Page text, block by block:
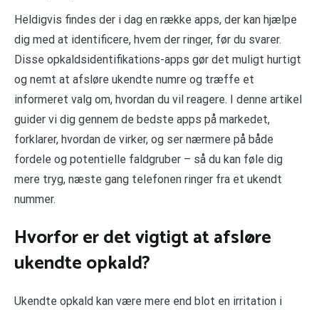
Heldigvis findes der i dag en række apps, der kan hjælpe
dig med at identificere, hvem der ringer, før du svarer.
Disse opkaldsidentifikations-apps gør det muligt hurtigt
og nemt at afsløre ukendte numre og træffe et
informeret valg om, hvordan du vil reagere. I denne artikel
guider vi dig gennem de bedste apps på markedet,
forklarer, hvordan de virker, og ser nærmere på både
fordele og potentielle faldgruber – så du kan føle dig
mere tryg, næste gang telefonen ringer fra et ukendt
nummer.
Hvorfor er det vigtigt at afsløre
ukendte opkald?
Ukendte opkald kan være mere end blot en irritation i